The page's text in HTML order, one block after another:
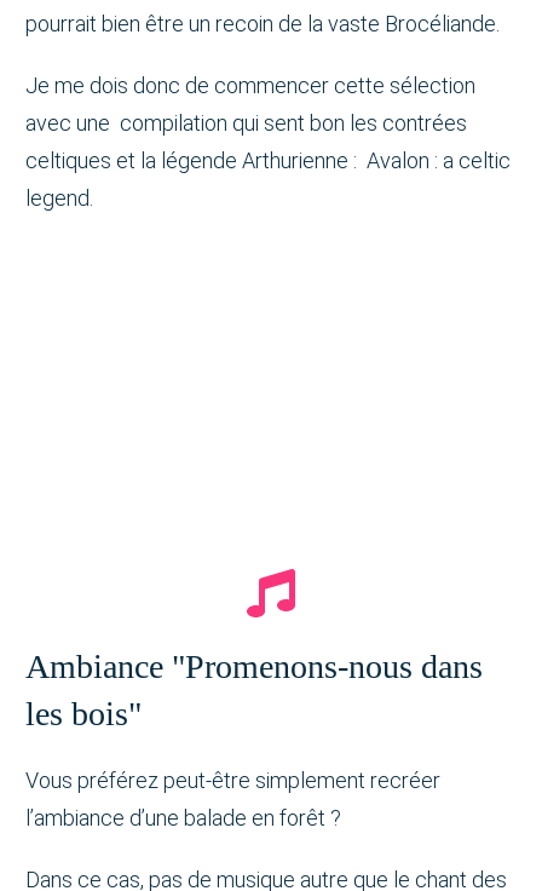
pourrait bien être un recoin de la vaste Brocéliande.
Je me dois donc de commencer cette sélection
avec une compilation qui sent bon les contrées
celtiques et la légende Arthurienne : Avalon : a celtic
legend.
Ambiance "Promenons-nous dans
les bois"
Vous préférez peut-être simplement recréer
l’ambiance d’une balade en forêt ?
Dans ce cas, pas de musique autre que le chant des